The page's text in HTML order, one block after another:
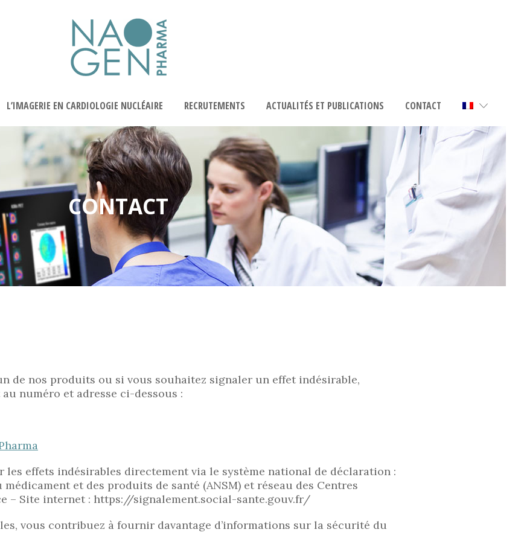
L’IMAGERIE EN CARDIOLOGIE NUCLÉAIRE RECRUTEMENTS ACTUALITÉS ET PUBLICATIONS CONTACT
CONTACT
de nos produits ou si vous souhaitez signaler un effet indésirable,
numéro et adresse ci-dessous :
les effets indésirables directement via le système national de déclaration :
et des produits de santé (ANSM) et réseau des Centres
– Site internet : https://signalement.social-sante.gouv.fr/
vous contribuez à fournir davantage d’informations sur la sécurité du